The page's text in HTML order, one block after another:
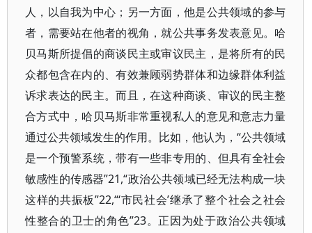
人，以自我为中心；另一方面，他是公共领域的参与
者，需要站在他者的视角，就公共事务发表意见。哈
贝马斯所提倡的商谈民主或审议民主，是将所有的民
众都包含在内的、有效兼顾弱势群体和边缘群体利益
诉求表达的民主。而且，在这种商谈、审议的民主整
合方式中，哈贝马斯非常重视私人的意见和意志力量
通过公共领域发生的作用。比如，他认为，“公共领域
是一个预警系统，带有一些非专用的、但具有全社会
敏感性的传感器”21,“政治公共领域已经无法构成一块
这样的共振板”22,“‘市民社会’继承了整个社会之社会
性整合的卫士的角色”23。正因为处于政治公共领域